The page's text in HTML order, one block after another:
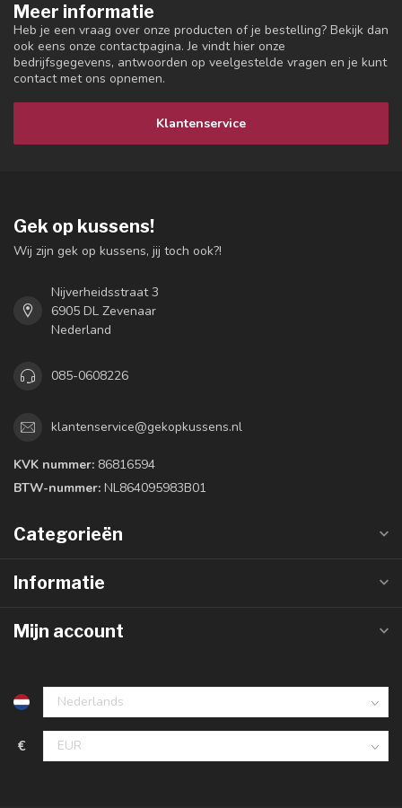
Meer informatie
Heb je een vraag over onze producten of je bestelling? Bekijk dan
ook eens onze contactpagina. Je vindt hier onze
bedrijfsgegevens, antwoorden op veelgestelde vragen en je kunt
contact met ons opnemen.
Klantenservice
Gek op kussens!
Wij zijn gek op kussens, jij toch ook?!
Nijverheidsstraat 3
6905 DL Zevenaar
Nederland
085-0608226
klantenservice@gekopkussens.nl
KVK nummer: 86816594
BTW-nummer: NL864095983B01
Categorieën
Informatie
Mijn account
€